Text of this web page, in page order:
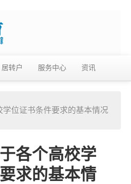
居转户 服务中心 资讯
学位证书条件要求的基本情况
各个高校学
求的基本情